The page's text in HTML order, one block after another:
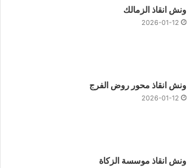
ونش انقاذ الزمالك
2026-01-12
ونش انقاذ محور روض الفرج
2026-01-12
ونش انقاذ موسسة الزكاة